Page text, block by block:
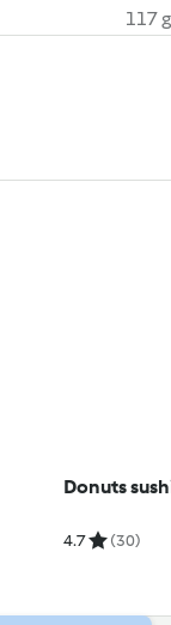
117 g
Donuts
4.7 (30)